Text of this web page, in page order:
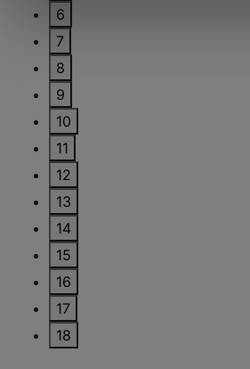
6
7
8
9
10
11
12
13
14
15
16
17
18